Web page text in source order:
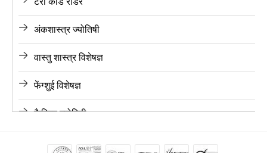
ज्योतिषी, पुणे
ज्योतिषी, लखनऊ
ज्योतिषी, चंडीगढ़
ज्योतिषी, चेन्नई
ज्योतिषी, अहमदाबाद
अंकशास्त्र ज्योतिषी
वास्तु शास्त्र विशेषज्ञ
फेंग्शुई विशेषज्ञ
कैरियर ज्योतिषी
लव ज्योतिषी